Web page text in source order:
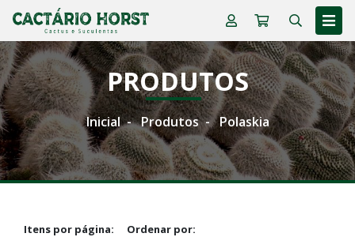
PRODUTOS
Inicial Produtos Polaskia
Itens por página: Ordenar por: